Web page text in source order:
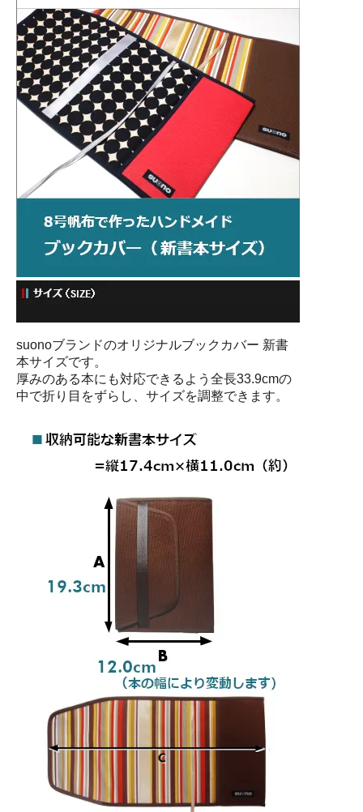
suonoブランドのオリジナルブックカバー 新書
本サイズです。
厚みのある本にも対応できるよう全長33.9cmの
中で折り目をずらし、サイズを調整できます。